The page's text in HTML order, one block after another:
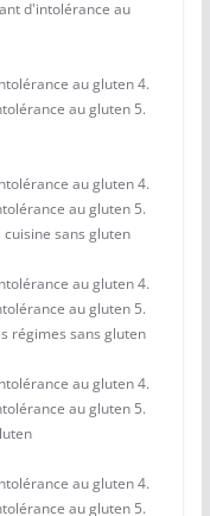
d'intolérance au
au gluten 4.
au gluten 5.
au gluten 4.
au gluten 5.
sans gluten
au gluten 4.
au gluten 5.
régimes sans gluten
au gluten 4.
au gluten 5.
au gluten 4.
au gluten 5.